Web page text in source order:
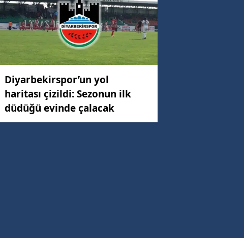
Diyarbekirspor’un yol
haritası çizildi: Sezonun ilk
düdüğü evinde çalacak